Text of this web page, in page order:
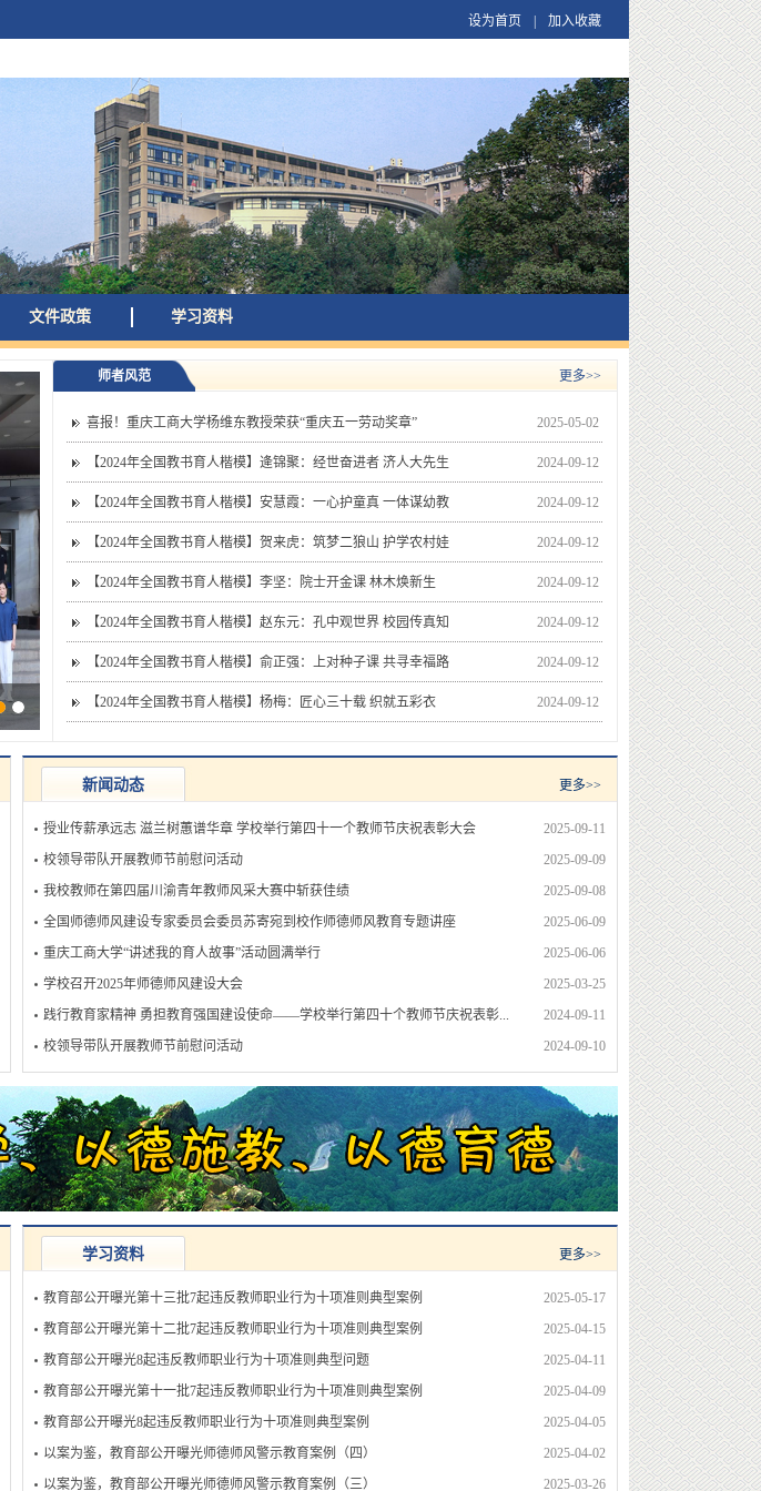
设为首页 加入收藏
文件政策 学习资料
更多>>
师者风范
2025-05-02
喜报！重庆工商大学杨维东教授荣获“重庆五一劳动奖章”
2024-09-12
【2024年全国教书育人楷模】逄锦聚：经世奋进者 济人大先生
2024-09-12
【2024年全国教书育人楷模】安慧霞：一心护童真 一体谋幼教
2024-09-12
【2024年全国教书育人楷模】贺来虎：筑梦二狼山 护学农村娃
2024-09-12
【2024年全国教书育人楷模】李坚：院士开金课 林木焕新生
2024-09-12
【2024年全国教书育人楷模】赵东元：孔中观世界 校园传真知
2024-09-12
【2024年全国教书育人楷模】俞正强：上对种子课 共寻幸福路
2024-09-12
【2024年全国教书育人楷模】杨梅：匠心三十载 织就五彩衣
更多>>
新闻动态
2025-09-11
授业传薪承远志 滋兰树蕙谱华章 学校举行第四十一个教师节庆祝表彰大会
2025-09-09
校领导带队开展教师节前慰问活动
2025-09-08
我校教师在第四届川渝青年教师风采大赛中斩获佳绩
2025-06-09
全国师德师风建设专家委员会委员苏寄宛到校作师德师风教育专题讲座
2025-06-06
重庆工商大学“讲述我的育人故事”活动圆满举行
2025-03-25
学校召开2025年师德师风建设大会
2024-09-11
践行教育家精神 勇担教育强国建设使命——学校举行第四十个教师节庆祝表彰...
2024-09-10
校领导带队开展教师节前慰问活动
更多>>
学习资料
2025-05-17
教育部公开曝光第十三批7起违反教师职业行为十项准则典型案例
2025-04-15
教育部公开曝光第十二批7起违反教师职业行为十项准则典型案例
2025-04-11
教育部公开曝光8起违反教师职业行为十项准则典型问题
2025-04-09
教育部公开曝光第十一批7起违反教师职业行为十项准则典型案例
2025-04-05
教育部公开曝光8起违反教师职业行为十项准则典型案例
2025-04-02
以案为鉴，教育部公开曝光师德师风警示教育案例（四）
2025-03-26
以案为鉴，教育部公开曝光师德师风警示教育案例（三）